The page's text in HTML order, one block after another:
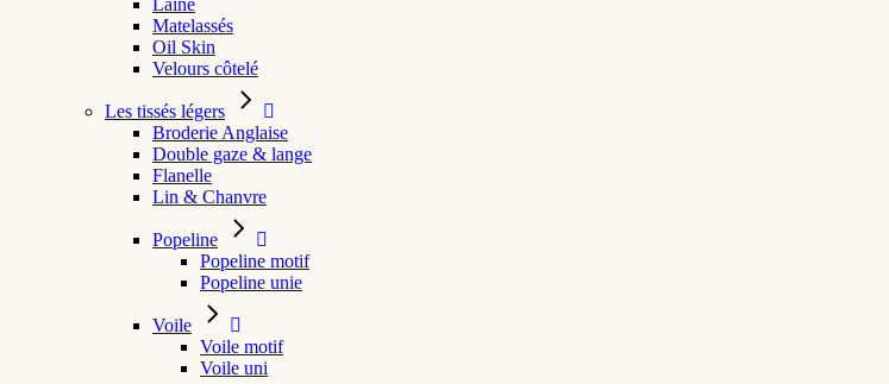
Laine
Matelassés
Oil Skin
Velours côtelé
Les tissés légers
Broderie Anglaise
Double gaze & lange
Flanelle
Lin & Chanvre
Popeline
Popeline motif
Popeline unie
Voile
Voile motif
Voile uni